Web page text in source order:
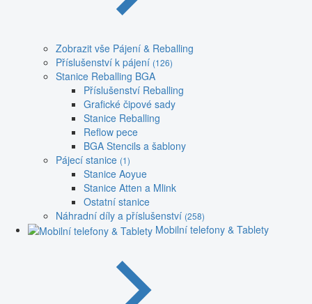
Zobrazit vše Pájení & Reballing
Příslušenství k pájení (126)
Stanice Reballing BGA
Příslušenství Reballing
Grafické čipové sady
Stanice Reballing
Reflow pece
BGA Stencils a šablony
Pájecí stanice (1)
Stanice Aoyue
Stanice Atten a Mlink
Ostatní stanice
Náhradní díly a příslušenství (258)
Mobilní telefony & Tablety